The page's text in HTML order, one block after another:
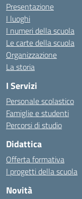
Presentazione
I luoghi
I numeri della scuola
Le carte della scuola
Organizzazione
La storia
I Servizi
Personale scolastico
Famiglie e studenti
Percorsi di studio
Didattica
Offerta formativa
I progetti della scuola
Novità